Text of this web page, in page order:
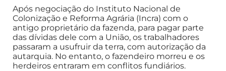
Após negociação do Instituto Nacional de
Colonização e Reforma Agrária (Incra) com o
antigo proprietário da fazenda, para pagar parte
das dívidas dele com a União, os trabalhadores
passaram a usufruir da terra, com autorização da
autarquia. No entanto, o fazendeiro morreu e os
herdeiros entraram em conflitos fundiários.